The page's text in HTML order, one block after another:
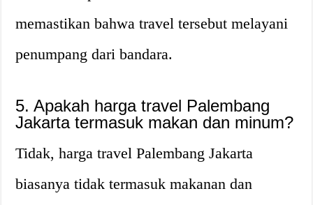
memastikan bahwa travel tersebut melayani
penumpang dari bandara.
5. Apakah harga travel Palembang
Jakarta termasuk makan dan minum?
Tidak, harga travel Palembang Jakarta
biasanya tidak termasuk makanan dan